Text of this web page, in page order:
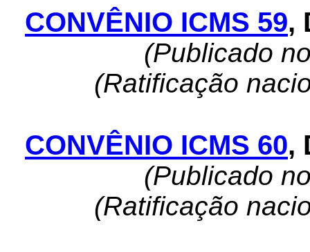
CONVÊNIO ICMS 59,
(Publicado
(Ratificação
CONVÊNIO ICMS 60,
(Publicado
(Ratificação